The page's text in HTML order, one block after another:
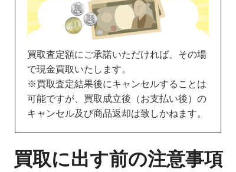
買取査定額にご承諾いただければ、その場
で現金買取いたします。
※買取査定結果後にキャンセルすることは
可能ですが、買取成立後（お支払い後）の
キャンセル及び商品返却は致しかねます。
買取に出す前の注意事項